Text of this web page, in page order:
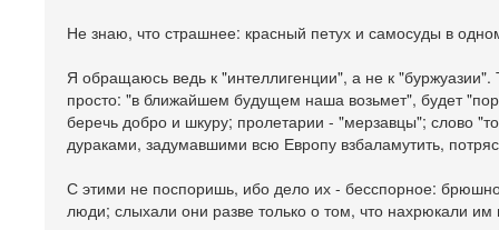
Не знаю, что страшнее: красный петух и самосуды в
Я обращаюсь ведь к "интеллигенции", а не к
просто: "в ближайшем будущем наша возьмет", будет
беречь добро и шкуру; пролетарии - "мерзавцы"; слово
дураками, задумавшими всю Европу взбаламутить,
С этими не поспоришь, ибо дело их - бесспорное:
люди; слыхали они разве только о том, что нахрюкали